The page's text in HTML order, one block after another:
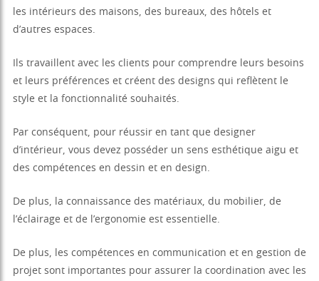
les intérieurs des maisons, des bureaux, des hôtels et
d’autres espaces.
Ils travaillent avec les clients pour comprendre leurs besoins
et leurs préférences et créent des designs qui reflètent le
style et la fonctionnalité souhaités.
Par conséquent, pour réussir en tant que designer
d’intérieur, vous devez posséder un sens esthétique aigu et
des compétences en dessin et en design.
De plus, la connaissance des matériaux, du mobilier, de
l’éclairage et de l’ergonomie est essentielle.
De plus, les compétences en communication et en gestion de
projet sont importantes pour assurer la coordination avec les